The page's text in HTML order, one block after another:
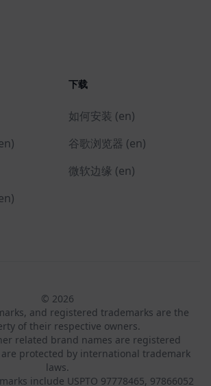
下载
如何安装 (en)
谷歌浏览器 (en)
微软边缘 (en)
© 2026
and registered trademarks are the
of their respective owners.
related brand names are registered
protected by international trademark
laws.
include USPTO 97778465, 97866052